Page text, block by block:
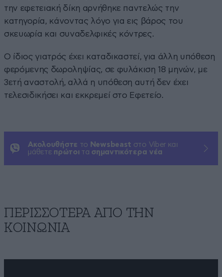
την εφετειακή δίκη αρνήθηκε παντελώς την
κατηγορία, κάνοντας λόγο για εις βάρος του
σκευωρία και συναδελφικές κόντρες.
Ο ίδιος γιατρός έχει καταδικαστεί, για άλλη υπόθεση
φερόμενης δωροληψίας, σε φυλάκιση 18 μηνών, με
3ετή αναστολή, αλλά η υπόθεση αυτή δεν έχει
τελεσιδικήσει και εκκρεμεί στο Εφετείο.
Ακολουθήστε το Newsbeast στο Viber και
μάθετε πρώτοι τα σημαντικότερα νέα
ΠΕΡΙΣΣΟΤΕΡΑ ΑΠΟ ΤΗΝ
ΚΟΙΝΩΝΙΑ